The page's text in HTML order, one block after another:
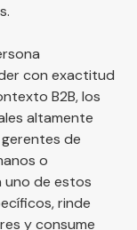
con exactitud
B2B, los
altamente
de
o
uno de estos
rinde
y consume